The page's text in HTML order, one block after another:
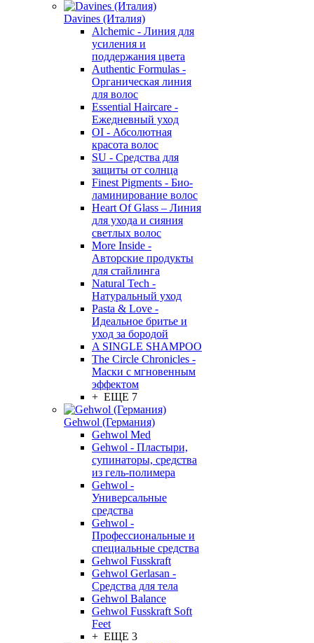
Davines (Италия)
Alchemic - Линия для
усиления и
поддержания цвета
Authentic Formulas -
Органическая линия
для волос
Essential Haircare -
Eжедневный уход
OI - Абсолютная
красота волос
SU - Средства для
защиты от солнца
Finest Pigments - Био-
ламинирование волос
Heart Of Glass – Линия
для ухода и сияния
светлых волос
More Inside -
Авторские продукты
для стайлинга
Natural Tech -
Натуральный уход
Pasta & Love -
Идеальное бритье и
уход за бородой
A SINGLE SHAMPOO
The Circle Chronicles -
Маски с мгновенным
эффектом
+ ЕЩЕ 7
Gehwol (Германия)
Gehwol Med
Gehwol - Пластыри,
супинаторы, средства
из гель-полимера
Gehwol -
Универсальные
средства
Gehwol -
Профессиональные и
специальные средства
Gehwol Fusskraft
Gehwol Gerlasan -
Средства для тела
Gehwol Balance
Gehwol Fusskraft Soft
Feet
+ ЕЩЕ 3